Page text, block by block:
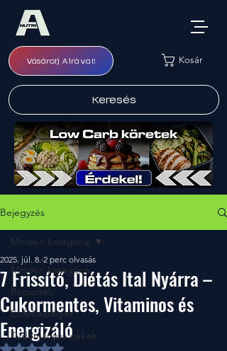
Vásárolj Airával! Kosár
Keresés
Bejegyzés
Minden kategória
Receptek
Érdekességek
Tudományos cikkek
Minden kategória
7 Frissítő, Diétás Ital Nyárra –
Cukormentes, Vitaminos és
Energizáló
2025. júl. 8. 2 perc olvasás
NaN csillagot kapott az 5-ből.